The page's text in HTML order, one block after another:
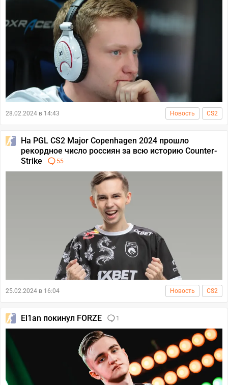
28.02.2024 в 14:43 Новость CS2
На PGL CS2 Major Copenhagen 2024 прошло
рекордное число россиян за всю историю Counter-
Strike
55
25.02.2024 в 16:04 Новость CS2
El1an покинул FORZE 1